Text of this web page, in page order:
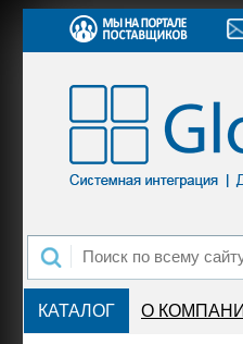
КАТАЛОГ О